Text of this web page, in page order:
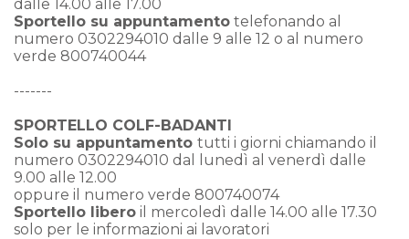
dalle 14.00 alle 17.00
Sportello su appuntamento telefonando al
numero 0302294010 dalle 9 alle 12 o al numero
verde 800740044
-------
SPORTELLO COLF-BADANTI
Solo su appuntamento tutti i giorni chiamando il
numero 0302294010 dal lunedì al venerdì dalle
9.00 alle 12.00
oppure il numero verde 800740074
Sportello libero il mercoledì dalle 14.00 alle 17.30
solo per le informazioni ai lavoratori